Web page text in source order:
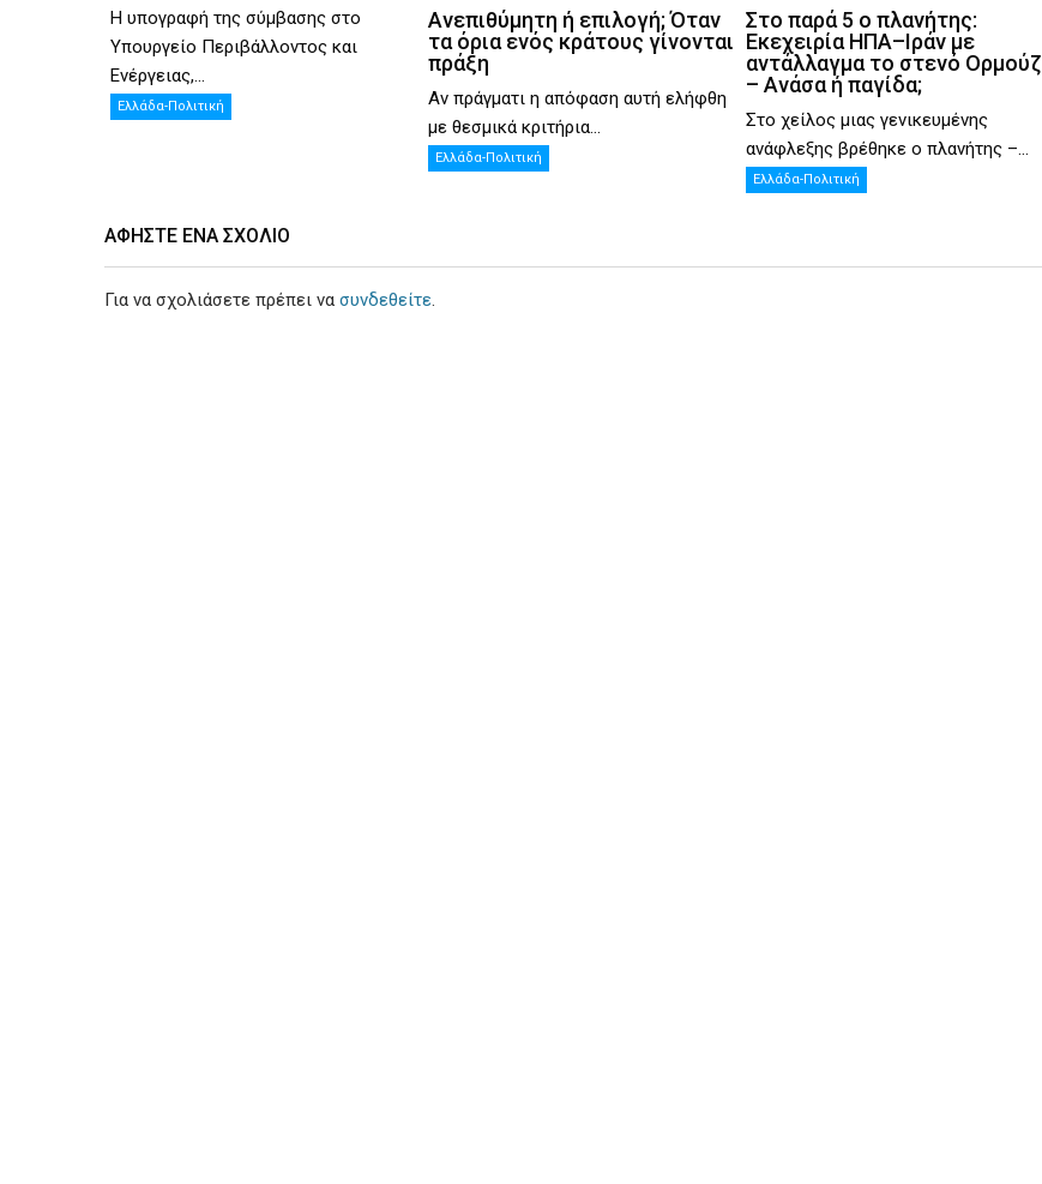
Η υπογραφή της σύμβασης στο
Υπουργείο Περιβάλλοντος και
Ενέργειας,...
Ελλάδα-Πολιτική
Ανεπιθύμητη ή επιλογή; Όταν
τα όρια ενός κράτους γίνονται
πράξη
Αν πράγματι η απόφαση αυτή ελήφθη
με θεσμικά κριτήρια...
Ελλάδα-Πολιτική
Στο παρά 5 ο πλανήτης:
Εκεχειρία ΗΠΑ–Ιράν με
αντάλλαγμα το στενό Ορμούζ
– Ανάσα ή παγίδα;
Στο χείλος μιας γενικευμένης
ανάφλεξης βρέθηκε ο πλανήτης –...
Ελλάδα-Πολιτική
ΑΦΉΣΤΕ ΕΝΑ ΣΧΌΛΙΟ
Για να σχολιάσετε πρέπει να συνδεθείτε.